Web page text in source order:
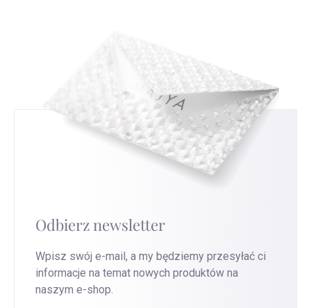
Odbierz newsletter
Wpisz swój e-mail, a my będziemy przesyłać ci
informacje na temat nowych produktów na
naszym e-shop.